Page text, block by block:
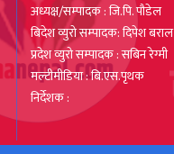
अध्यक्ष/सम्पादक : जि.पि. पौडेल
बिदेश व्युरो सम्पादक: दिपेश बराल
प्रदेश व्युरो सम्पादक : सबिन रेग्मी
मल्टीमीडिया : बि.एस.पृथक
निर्देशक :